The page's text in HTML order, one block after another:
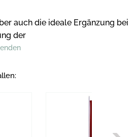
auch die ideale Ergänzung bei
der